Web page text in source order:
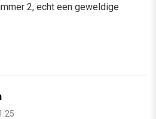
2, echt een geweldige